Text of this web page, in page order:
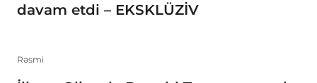
davam etdi – EKSKLÜZİV
Rəsmi